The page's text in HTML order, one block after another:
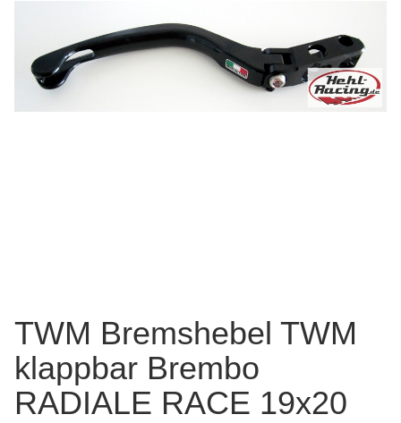
TWM Bremshebel TWM
klappbar Brembo
RADIALE RACE 19x20